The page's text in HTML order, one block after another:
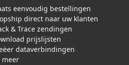
eenvoudig bestellingen
direct naar uw klanten
& Trace zendingen
prijslijsten
dataverbindingen
meer